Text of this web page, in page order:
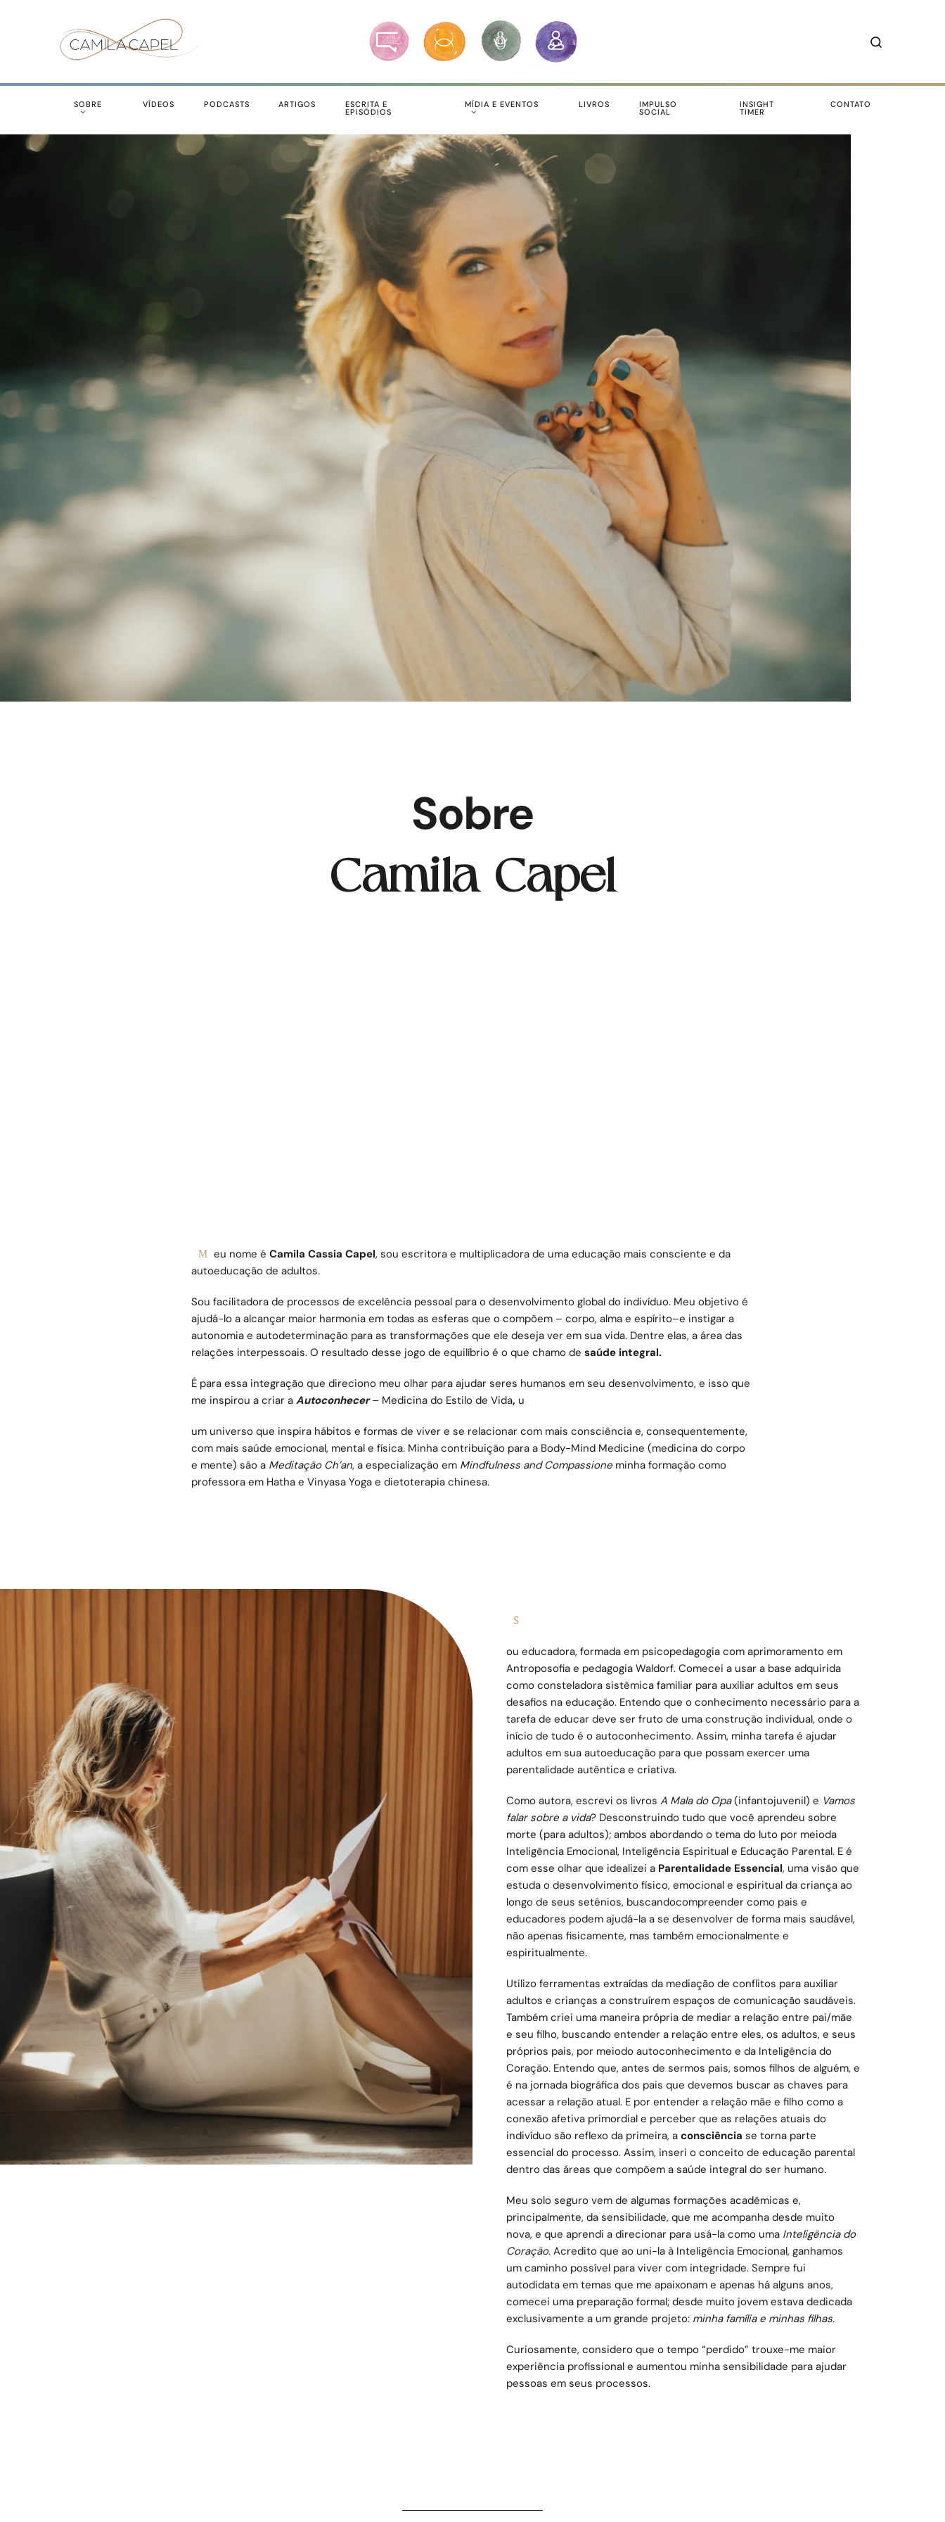
SOBRE VÍDEOS PODCASTS ARTIGOS ESCRITA E
EPISÓDIOS
MÍDIA E EVENTOS LIVROS IMPULSO
SOCIAL
INSIGHT
TIMER
CONTATO
Sobre
Camila Capel
Meu nome éCamila Cassia Capel, sou escritora e multiplicadora de uma educação mais consciente e da
autoeducação de adultos.
Sou facilitadora de processos de excelência pessoal para o desenvolvimento global do indivíduo. Meu objetivo é
ajudá-lo a alcançar maior harmonia em todas as esferas que o compõem – corpo, alma e espírito–e instigar a
autonomia e autodeterminação para as transformações que ele deseja ver em sua vida. Dentre elas, a área das
relações interpessoais. O resultado desse jogo de equilíbrio é o que chamo de saúde integral.
É para essa integração que direciono meu olhar para ajudar seres humanos em seu desenvolvimento, e isso que
me inspirou a criar a Autoconhecer – Medicina do Estilo de Vida, u
um universo que inspira hábitos e formas de viver e se relacionar com mais consciência e, consequentemente,
com mais saúde emocional, mental e física. Minha contribuição para a Body-Mind Medicine (medicina do corpo
e mente) são a Meditação Ch’an, a especialização em Mindfulness and Compassione minha formação como
professora em Hatha e Vinyasa Yoga e dietoterapia chinesa.
S
ou educadora, formada em psicopedagogia com aprimoramento em
Antroposofia e pedagogia Waldorf. Comecei a usar a base adquirida
como consteladora sistêmica familiar para auxiliar adultos em seus
desafios na educação. Entendo que o conhecimento necessário para a
tarefa de educar deve ser fruto de uma construção individual, onde o
início de tudo é o autoconhecimento. Assim, minha tarefa é ajudar
adultos em sua autoeducação para que possam exercer uma
parentalidade autêntica e criativa.
Como autora, escrevi os livros A Mala do Opa(infantojuvenil) e Vamos
falar sobre a vida? Desconstruindo tudo que você aprendeu sobre
morte (para adultos); ambos abordando o tema do luto por meioda
Inteligência Emocional, Inteligência Espiritual e Educação Parental. E é
com esse olhar que idealizei a Parentalidade Essencial, uma visão que
estuda o desenvolvimento físico, emocional e espiritual da criança ao
longo de seus setênios, buscandocompreender como pais e
educadores podem ajudá-la a se desenvolver de forma mais saudável,
não apenas fisicamente, mas também emocionalmente e
espiritualmente.
Utilizo ferramentas extraídas da mediação de conflitos para auxiliar
adultos e crianças a construírem espaços de comunicação saudáveis.
Também criei uma maneira própria de mediar a relação entre pai/mãe
e seu filho, buscando entender a relação entre eles, os adultos, e seus
próprios pais, por meiodo autoconhecimento e da Inteligência do
Coração. Entendo que, antes de sermos pais, somos filhos de alguém, e
é na jornada biográfica dos pais que devemos buscar as chaves para
acessar a relação atual. E por entender a relação mãe e filho como a
conexão afetiva primordial e perceber que as relações atuais do
indivíduo são reflexo da primeira, a consciência se torna parte
essencial do processo. Assim, inseri o conceito de educação parental
dentro das áreas que compõem a saúde integral do ser humano.
Meu solo seguro vem de algumas formações acadêmicas e,
principalmente, da sensibilidade, que me acompanha desde muito
nova, e que aprendi a direcionar para usá-la como uma Inteligência do
Coração. Acredito que ao uni-la à Inteligência Emocional, ganhamos
um caminho possível para viver com integridade. Sempre fui
autodidata em temas que me apaixonam e apenas há alguns anos,
comecei uma preparação formal; desde muito jovem estava dedicada
exclusivamente a um grande projeto: minha família e minhas filhas.
Curiosamente, considero que o tempo “perdido” trouxe-me maior
experiência profissional e aumentou minha sensibilidade para ajudar
pessoas em seus processos.